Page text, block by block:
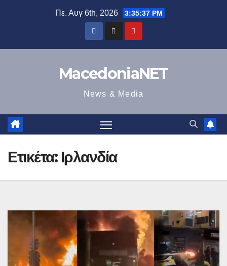
Πε. Αυγ 6th, 2026 3:35:37 PM
MacedoniaNET
News & Media
Ετικέτα: Ιρλανδία